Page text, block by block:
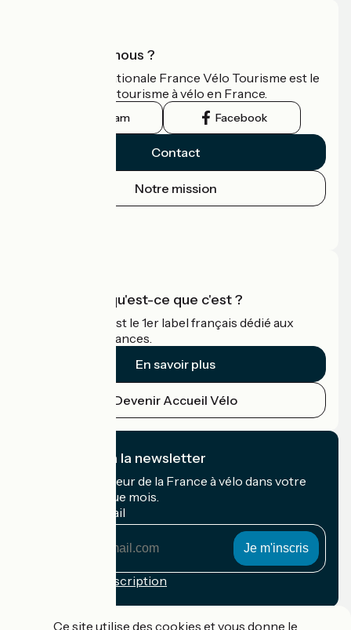
Qui sommes-nous ?
L'association nationale France Vélo Tourisme est le
guide officiel du tourisme à vélo en France.
Instagram Facebook
Contact
Notre mission
Accueil Vélo qu'est-ce que c'est ?
Accueil Vélo c'est le 1er label français dédié aux
cyclistes en vacances.
En savoir plus
Devenir Accueil Vélo
Je m'abonne à la newsletter
Recevez le meilleur de la France à vélo dans votre
boîte mail chaque mois.
Mon adresse mail
Conditions d'inscription
Ce site utilise des cookies et vous donne le